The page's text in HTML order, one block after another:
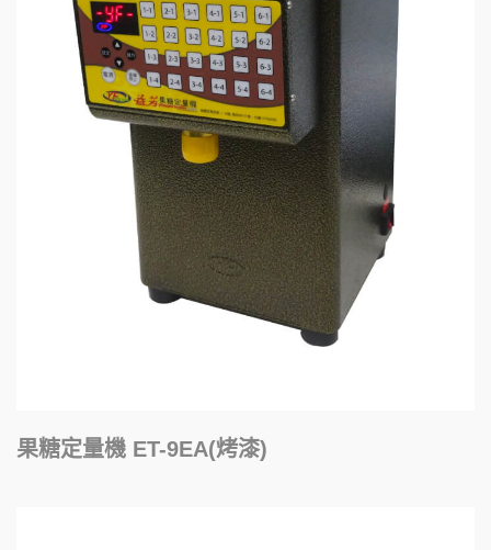
果糖定量機 ET-9EA(烤漆)